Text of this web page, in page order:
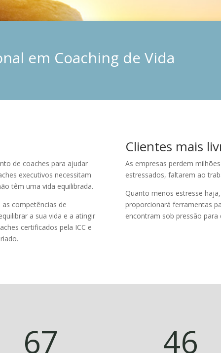
em Coaching de Vida
de coaches para ajudar
executivos necessitam
têm uma vida equilibrada.
competências de
a sua vida e a atingir
certificados pela ICC e
Clientes mais
As empresas perdem
estressados, faltarem ao
Quanto menos estresse
proporcionará ferramentas
encontram sob pressão para
67 46